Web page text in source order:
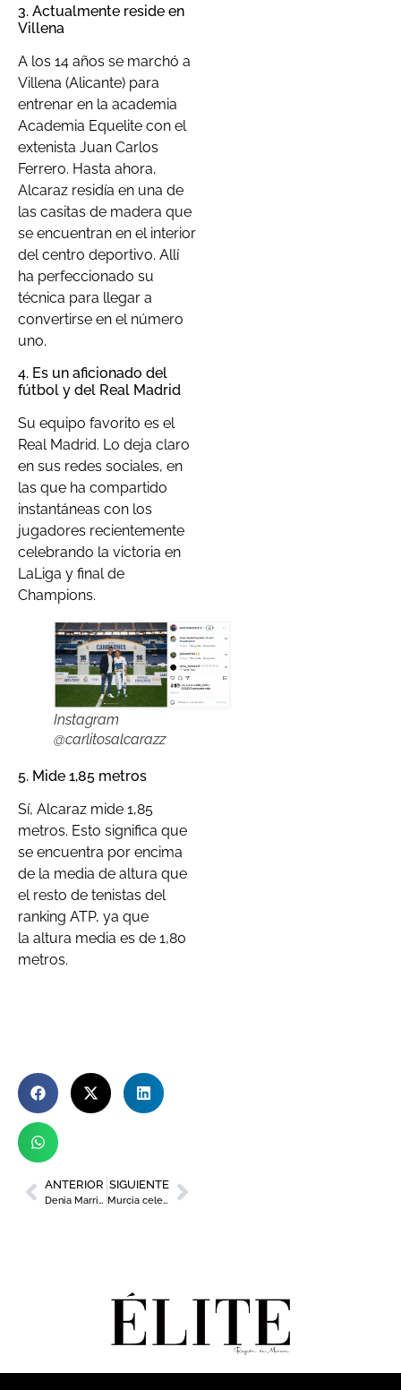
3. Actualmente reside en
Villena
A los 14 años se marchó a
Villena (Alicante) para
entrenar en la academia
Academia Equelite con el
extenista Juan Carlos
Ferrero. Hasta ahora,
Alcaraz residía en una de
las casitas de madera que
se encuentran en el interior
del centro deportivo. Allí
ha perfeccionado su
técnica para llegar a
convertirse en el número
uno.
4. Es un aficionado del
fútbol y del Real Madrid
Su equipo favorito es el
Real Madrid. Lo deja claro
en sus redes sociales, en
las que ha compartido
instantáneas con los
jugadores recientemente
celebrando la victoria en
LaLiga y final de
Champions.
Instagram
@carlitosalcarazz
5. Mide 1,85 metros
Sí, Alcaraz mide 1,85
metros. Esto significa que
se encuentra por encima
de la media de altura que
el resto de tenistas del
ranking ATP, ya que
la altura media es de 1,80
metros.
ANTERIOR
Denia Marriott La Sella: un lugar perfecto para desconectar
SIGUIENTE
Murcia celebra la Semana Europea de la Movilidad